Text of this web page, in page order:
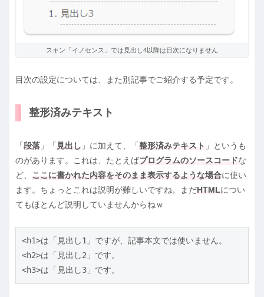
スキン「イノセンス」では見出し4以降は目次になりません
目次の設定については、また別記事でご紹介する予定です。
整形済みテキスト
「 段落 」「 見出し 」に加えて、「 整形済みテキスト 」というも
のがあります。これは、たとえばプログラムのソースコードな
ど、 ここに書かれた内容をそのまま表示するような場合に使い
ます。ちょっとこれは説明が難しいですね。まだHTMLについ
てもほとんど説明していませんからねｗ
<h1>は「見出し1」ですが、記事本文では使いません。
<h2>は「見出し2」です。
<h3>は「見出し3」です。